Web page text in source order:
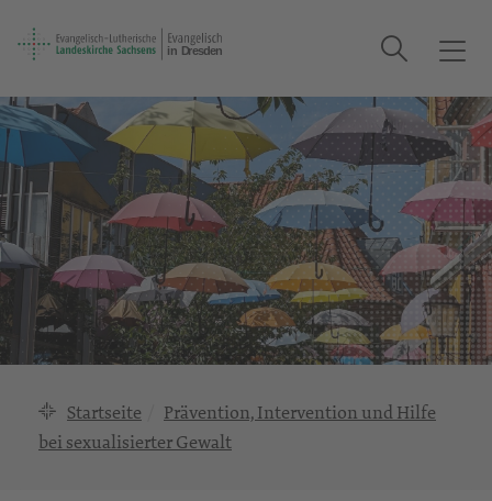
T
g
g
l
a
v
i
g
a
Suche
Startseite
Prävention, Intervention und Hilfe
bei sexualisierter Gewalt